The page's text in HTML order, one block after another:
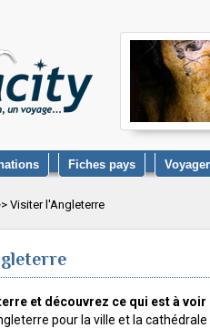
Fiches pays Voyager
Visiter l'Angleterre
et découvrez ce qui est à voir
pour la ville et la cathédrale